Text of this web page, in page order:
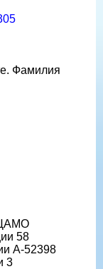
Фамилия
ЦАМО
58
A-52398
3